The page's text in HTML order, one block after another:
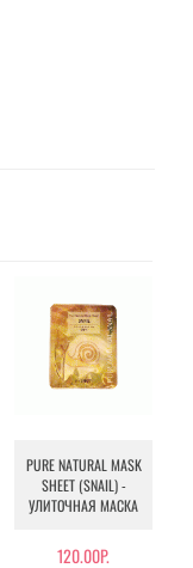
PURE NATURAL MASK
SHEET (SNAIL) -
УЛИТОЧНАЯ МАСКА
120.00Р.